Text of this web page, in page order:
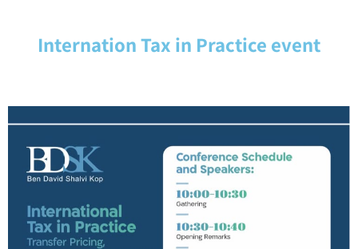
Internation Tax in Practice event